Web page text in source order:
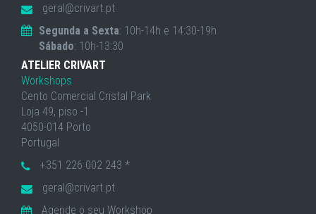
geral@crivart.pt
Segunda a Sexta: 10h-14h e 14:30-19h
Sábado: 10h-13:30
ATELIER CRIVART
Workshops
Cento Comercial Cristal Park
Loja 49, piso -1
4050-014 Porto
Portugal
+351 226 002 243 *
geral@crivart.pt
Agende o seu Workshop